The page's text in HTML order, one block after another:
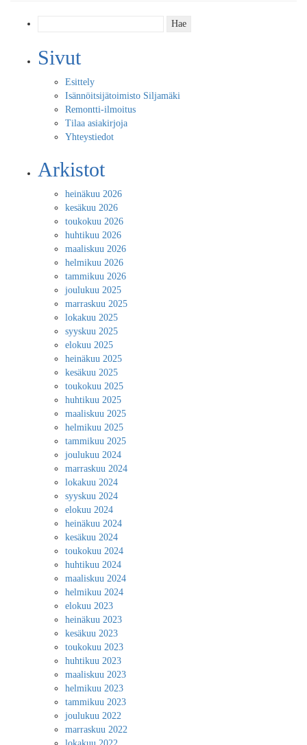
Sivut
Esittely
Isännöitsijätoimisto Siljamäki
Remontti-ilmoitus
Tilaa asiakirjoja
Yhteystiedot
Arkistot
heinäkuu 2026
kesäkuu 2026
toukokuu 2026
huhtikuu 2026
maaliskuu 2026
helmikuu 2026
tammikuu 2026
joulukuu 2025
marraskuu 2025
lokakuu 2025
syyskuu 2025
elokuu 2025
heinäkuu 2025
kesäkuu 2025
toukokuu 2025
huhtikuu 2025
maaliskuu 2025
helmikuu 2025
tammikuu 2025
joulukuu 2024
marraskuu 2024
lokakuu 2024
syyskuu 2024
elokuu 2024
heinäkuu 2024
kesäkuu 2024
toukokuu 2024
huhtikuu 2024
maaliskuu 2024
helmikuu 2024
elokuu 2023
heinäkuu 2023
kesäkuu 2023
toukokuu 2023
huhtikuu 2023
maaliskuu 2023
helmikuu 2023
tammikuu 2023
joulukuu 2022
marraskuu 2022